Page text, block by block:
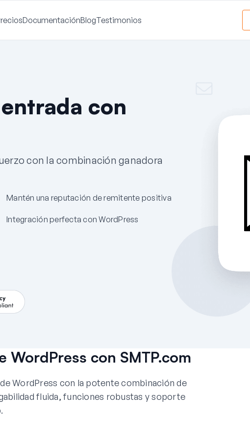
DocumentaciónBlogTestimonios
con
con la combinación ganadora
Mantén una reputación de remitente positiva
Integración perfecta con WordPress
con SMTP.com
WordPress con la potente combinación de
fluida, funciones robustas y soporte